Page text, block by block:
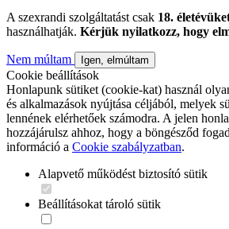
A szexrandi szolgáltatást csak 18.
használhatják. Kérjük nyilatkozz, hogy
Nem múltam Igen, elmúltam
Cookie beállítások
Honlapunk sütiket (cookie-kat) használ
és alkalmazások nyújtása céljából, melyek
lennének elérhetőek számodra. A jelen
hozzájárulsz ahhoz, hogy a böngésződ
információ a Cookie szabályzatban.
Alapvető működést biztosító sütik
Beállításokat tároló sütik